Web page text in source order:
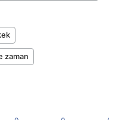
zaman